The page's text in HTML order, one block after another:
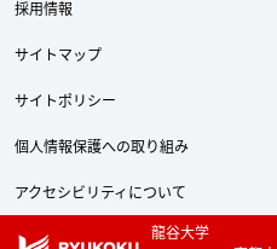
採用情報
サイトマップ
サイトポリシー
個人情報保護への取り組み
アクセシビリティについて
龍谷大学